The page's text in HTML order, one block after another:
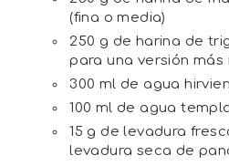
(fina o media)
250 g de harina de
para una versión más
300 ml de agua
100 ml de agua
15 g de levadura
levadura seca de